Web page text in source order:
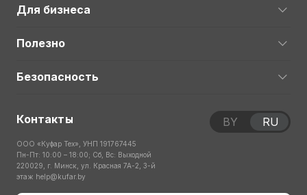
Для бизнеса
Полезно
Безопасность
Контакты
ООО «Куфар Тех», УНП 191767445
Пн-Пт: 10:00 – 18:00; Сб, Вс: Выходной
220029, г. Минск, ул. Красная 7А-2, 3-й
этаж help@kufar.by
BY RU